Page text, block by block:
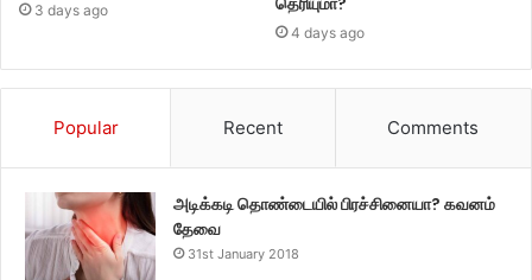
3 days ago
4 days ago
Popular Recent Comments
அடிக்கடி தொண்டையில் பிரச்சினையா? கவனம்
தேவை
31st January 2018